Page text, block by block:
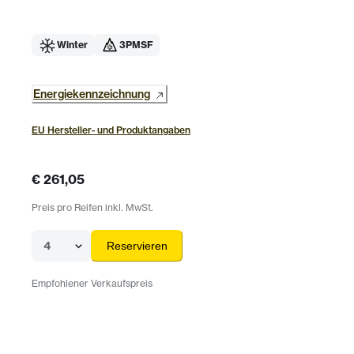
Winter 3PMSF
Energiekennzeichnung
EU Hersteller- und Produktangaben
€ 261,05
Preis pro Reifen inkl. MwSt.
4 Reservieren
Empfohlener Verkaufspreis